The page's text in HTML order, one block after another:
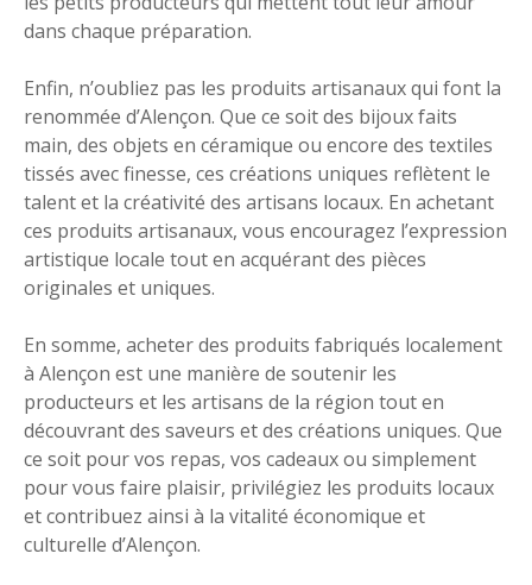
dans chaque préparation.
Enfin, n’oubliez pas les produits artisanaux qui font la
renommée d’Alençon. Que ce soit des bijoux faits
main, des objets en céramique ou encore des textiles
tissés avec finesse, ces créations uniques reflètent le
talent et la créativité des artisans locaux. En achetant
ces produits artisanaux, vous encouragez l’expression
artistique locale tout en acquérant des pièces
originales et uniques.
En somme, acheter des produits fabriqués localement
à Alençon est une manière de soutenir les
producteurs et les artisans de la région tout en
découvrant des saveurs et des créations uniques. Que
ce soit pour vos repas, vos cadeaux ou simplement
pour vous faire plaisir, privilégiez les produits locaux
et contribuez ainsi à la vitalité économique et
culturelle d’Alençon.